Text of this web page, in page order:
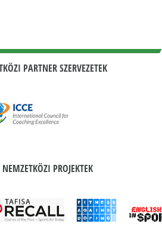
PARTNER SZERVEZETEK
NEMZETKÖZI PROJEKTEK